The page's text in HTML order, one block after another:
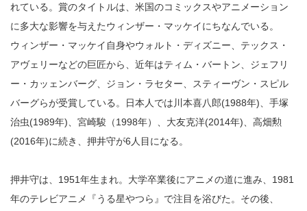
れている。賞のタイトルは、米国のコミックスやアニメーション
に多大な影響を与えたウィンザー・マッケイにちなんでいる。
ウィンザー・マッケイ自身やウォルト・ディズニー、テックス・
アヴェリーなどの巨匠から、近年はティム・バートン、ジェフリ
ー・カッェンバーグ、ジョン・ラセター、スティーヴン・スピル
バーグらが受賞している。日本人では川本喜八郎(1988年)、手塚
治虫(1989年)、宮崎駿（1998年）、大友克洋(2014年)、高畑勲
(2016年)に続き、押井守が6人目になる。
押井守は、1951年生まれ。大学卒業後にアニメの道に進み、1981
年のテレビアニメ『うる星やつら』で注目を浴びた。その後、